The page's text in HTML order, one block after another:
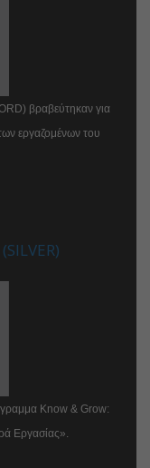
βραβεύτηκαν για
εργαζομένων του
Know & Grow:
Εργασίας».